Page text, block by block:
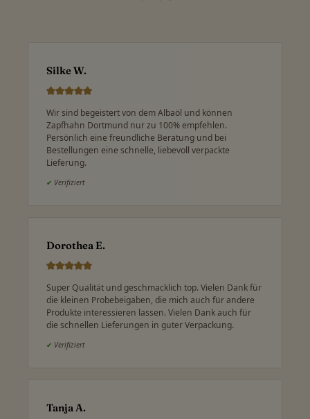
Silke W.
Wir sind begeistert von dem Albaöl und können
Zapfhahn Dortmund nur zu 100% empfehlen.
Persönlich eine freundliche Beratung und bei
Bestellungen eine schnelle, liebevoll verpackte
Lieferung.
✔ Verifiziert
Dorothea E.
Super Qualität und geschmacklich top. Vielen Dank für
die kleinen Probebeigaben, die mich auch für andere
Produkte interessieren lassen. Vielen Dank auch für
die schnellen Lieferungen in guter Verpackung.
✔ Verifiziert
Tanja A.